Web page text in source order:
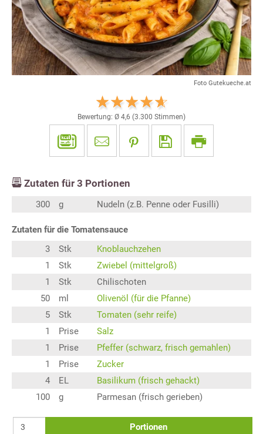
Foto Gutekueche.at
Bewertung: Ø 4,6 (3.300 Stimmen)
Zutaten für 3 Portionen
300 g Nudeln (z.B. Penne oder Fusilli)
Zutaten für die Tomatensauce
3
Stk
Knoblauchzehen
1
Stk
Zwiebel (mittelgroß)
1
Stk
Chilischoten
50
ml
Olivenöl (für die Pfanne)
5
Stk
Tomaten (sehr reife)
1
Prise
Salz
1
Prise
Pfeffer (schwarz, frisch gemahlen)
1
Prise
Zucker
4
EL
Basilikum (frisch gehackt)
100
g Parmesan (frisch gerieben)
Portionen